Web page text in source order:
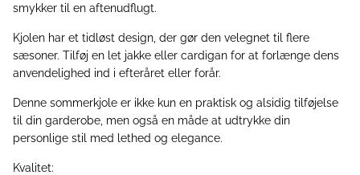
smykker til en aftenudflugt.
Kjolen har et tidløst design, der gør den velegnet til flere
sæsoner. Tilføj en let jakke eller cardigan for at forlænge dens
anvendelighed ind i efteråret eller forår.
Denne sommerkjole er ikke kun en praktisk og alsidig tilføjelse
til din garderobe, men også en måde at udtrykke din
personlige stil med lethed og elegance.
Kvalitet: